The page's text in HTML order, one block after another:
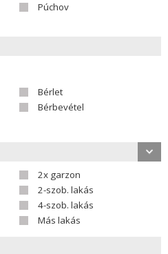
Púchov
Bérlet
Bérbevétel
2x garzon
2-szob. lakás
4-szob. lakás
Más lakás